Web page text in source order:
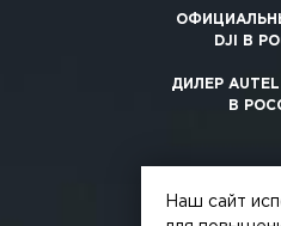
DJI В
ДИЛЕР AUTEL
В
Наш сайт